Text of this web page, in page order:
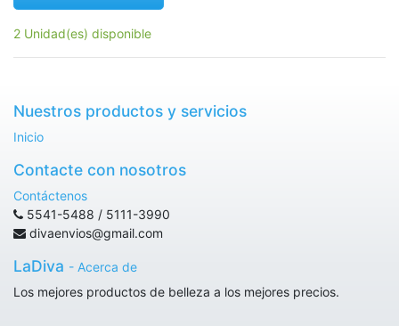
2 Unidad(es) disponible
Nuestros productos y servicios
Inicio
Contacte con nosotros
Contáctenos
5541-5488 / 5111-3990
divaenvios@gmail.com
LaDiva - Acerca de
Los mejores productos de belleza a los mejores precios.